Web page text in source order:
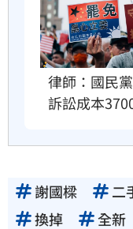
律師：國民
訴訟成本
謝國樑 二
換掉
全新